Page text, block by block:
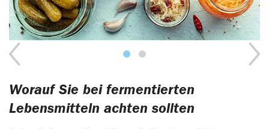
Worauf Sie bei fermentierten
Lebensmitteln achten sollten